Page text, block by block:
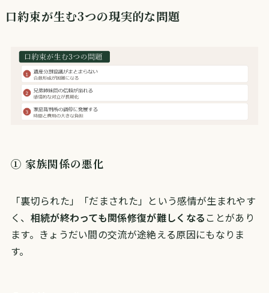
口約束が生む3つの現実的な問題
① 家族関係の悪化
「裏切られた」「だまされた」という感情が生まれやす
く、 相続が終わっても関係修復が難しくなる ことがあり
ます。きょうだい間の交流が途絶える原因にもなりま
す。